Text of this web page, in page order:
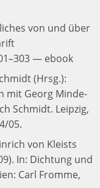
von und über
— ebook
(Hrsg.):
mit Georg Minde-
Schmidt. Leipzig,
05.
von Kleists
In: Dichtung und
Carl Fromme,